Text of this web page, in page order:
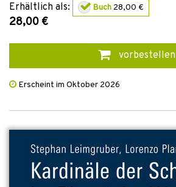
Erhältlich als: Buch 28,00 €
28,00 €
vorbestellen
Erscheint im Oktober 2026